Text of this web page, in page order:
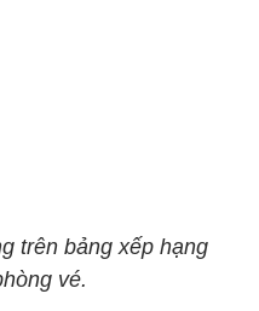
trên bảng xếp hạng
vé.